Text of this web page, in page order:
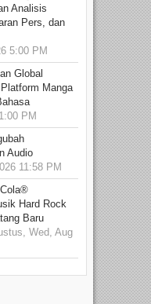
Analisis
Pers, dan
5:00 PM
Global
Manga
PM
Audio
11:58 PM
Hard Rock
Baru
Wed, Aug